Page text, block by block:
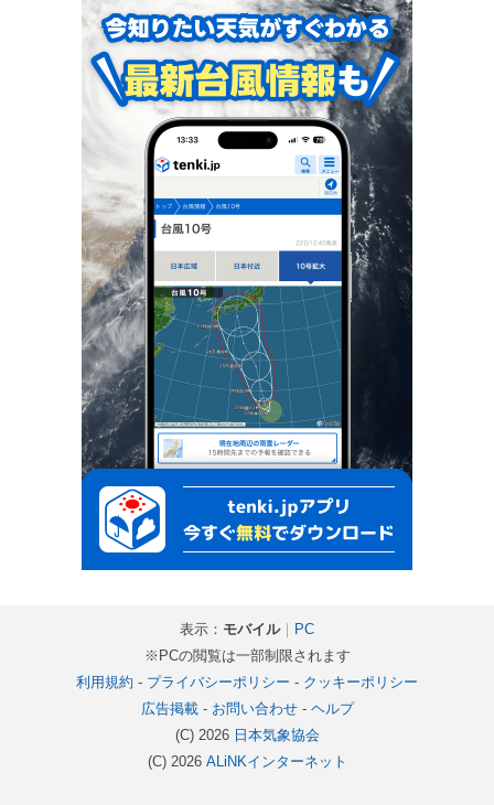
表示： モバイル｜ PC
※PCの閲覧は一部制限されます
利用規約 - プライバシーポリシー - クッキーポリシー
広告掲載- お問い合わせ- ヘルプ
(C) 2026 日本気象協会
(C) 2026 ALiNKインターネット